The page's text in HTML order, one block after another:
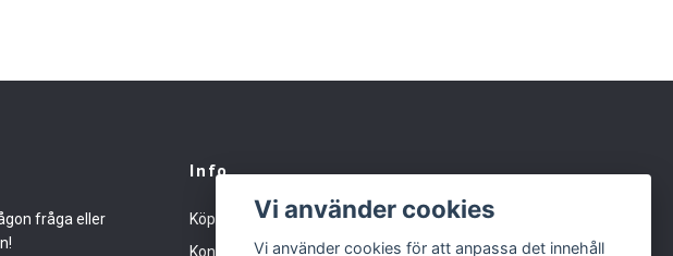
fråga eller
Info
Köpvillkor
Kontakt
Vi använder cookies
Vi använder cookies för att anpassa det innehåll